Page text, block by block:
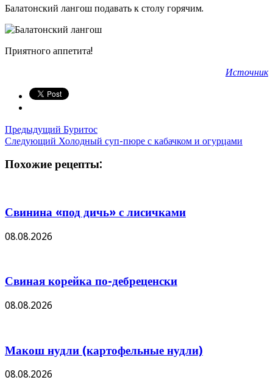
Балатонский лангош подавать к столу горячим.
Приятного аппетита!
Источник
Предыдущий Буритос
Следующий Холодный суп-пюре с кабачком и огурцами
Похожие рецепты:
Свинина «под дичь» с лисичками
08.08.2026
Свиная корейка по-дебреценски
08.08.2026
Макош нудли (картофельные нудли)
08.08.2026